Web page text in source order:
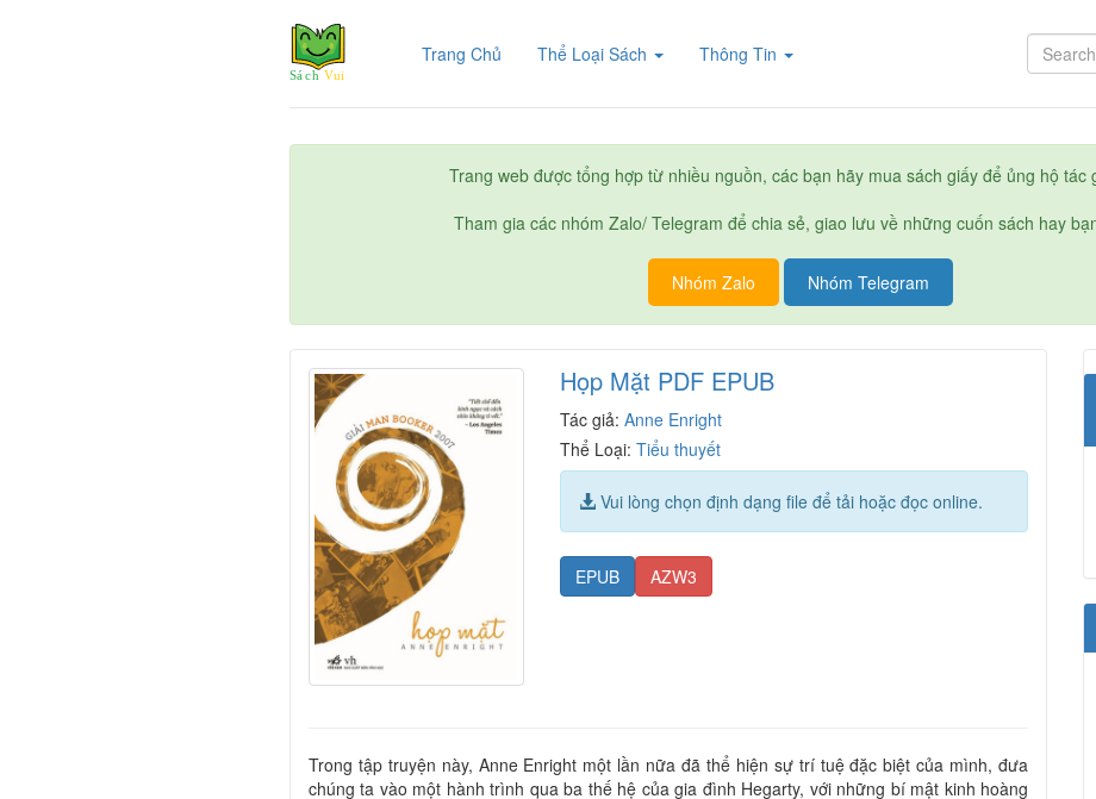
Trang Chủ (current)Thể Loại Sách Thông Tin
Trang web được tổng hợp từ nhiều nguồn, các bạn hãy mua sách giấy để ủng hộ tác
Tham gia các nhóm Zalo/ Telegram để chia sẻ, giao lưu về những cuốn sách hay
Nhóm Zalo Nhóm Telegram
Họp Mặt PDF EPUB
Tác giả:Anne Enright
Thể Loại:Tiểu thuyết
Vui lòng chọn định dạng file để tải hoặc đọc online.
EPUB AZW3
Trong tập truyện này, Anne Enright một lần nữa đã thể hiện sự trí tuệ đặc biệt của mình, đưa
chúng ta vào một hành trình qua ba thế hệ của gia đình Hegarty, với những bí mật kinh hoàng